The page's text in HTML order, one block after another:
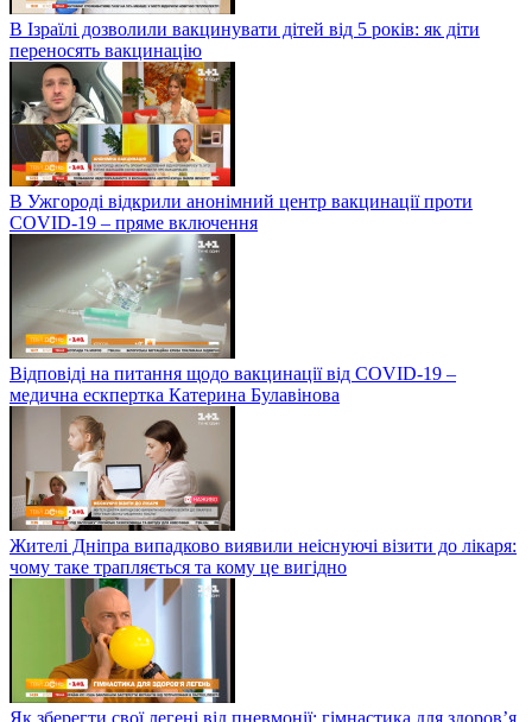
В Ізраїлі дозволили вакцинувати дітей від 5 років: як діти
переносять вакцинацію
В Ужгороді відкрили анонімний центр вакцинації проти
COVID-19 – пряме включення
Відповіді на питання щодо вакцинації від COVID-19 –
медична ескпертка Катерина Булавінова
Жителі Дніпра випадково виявили неіснуючі візити до лікаря:
чому таке трапляється та кому це вигідно
Як зберегти свої легені від пневмонії: гімнастика для здоров’я